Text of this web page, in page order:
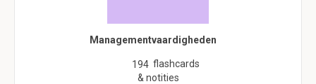
Managementvaardigheden
194 flashcards
& notities